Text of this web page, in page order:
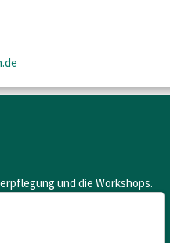
und die Workshops.
auf das Konto: